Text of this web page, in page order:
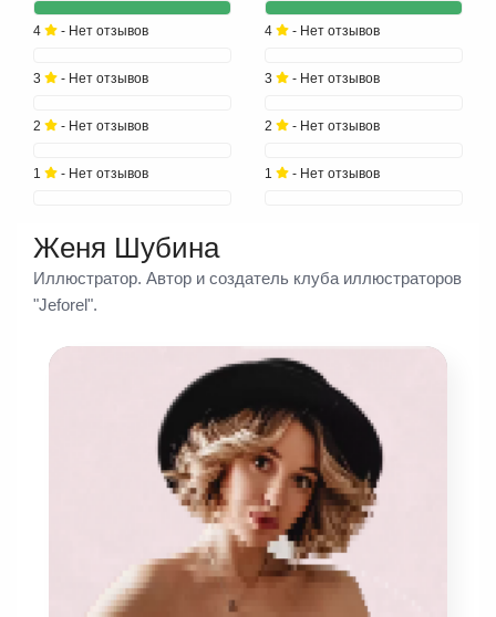
4 - Нет отзывов
3 - Нет отзывов
2 - Нет отзывов
1 - Нет отзывов
4 - Нет отзывов
3 - Нет отзывов
2 - Нет отзывов
1 - Нет отзывов
Женя Шубина
Иллюстратор. Автор и создатель клуба иллюстраторов
"Jeforel".